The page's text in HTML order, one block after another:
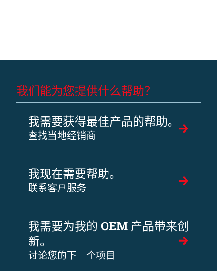
我们能为您提供什么帮助？
我需要获得最佳产品的帮助。
查找当地经销商
我现在需要帮助。
联系客户服务
我需要为我的 OEM 产品带来创
新。
讨论您的下一个项目